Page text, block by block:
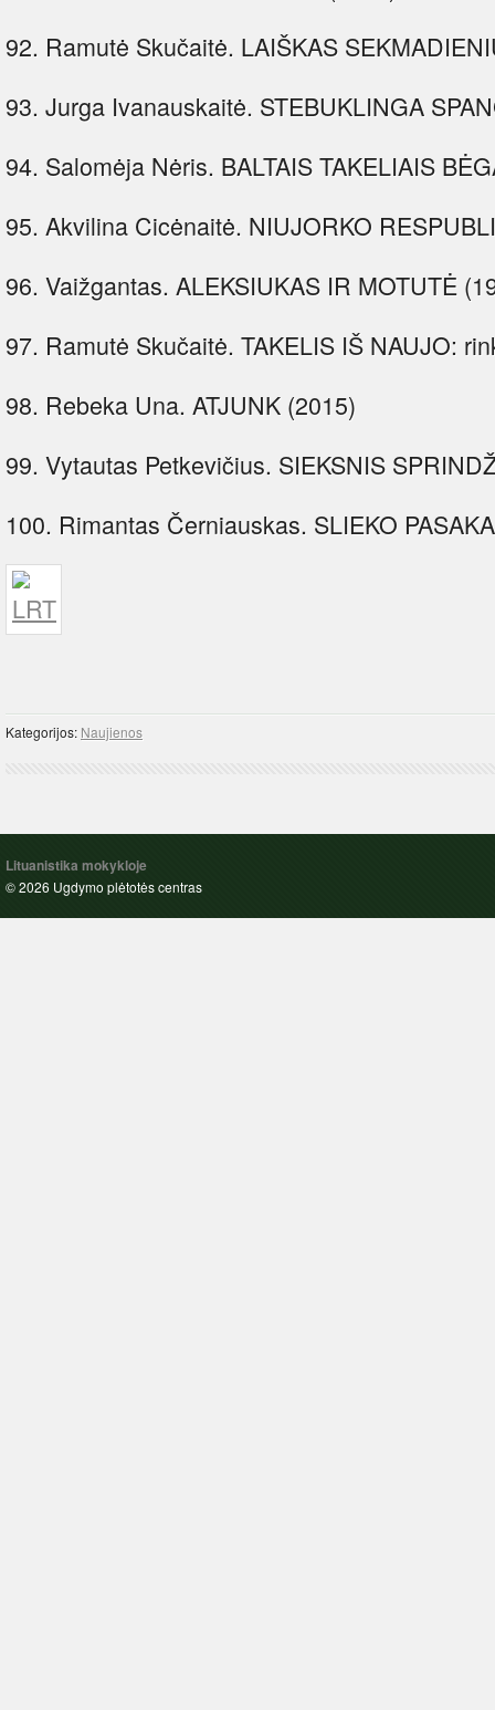
92. Ramutė Skučaitė. LAIŠKAS
93. Jurga Ivanauskaitė. STEBUKLINGA
94. Salomėja Nėris. BALTAIS TAKELIAIS
95. Akvilina Cicėnaitė. NIUJORKO
96. Vaižgantas. ALEKSIUKAS IR MOTUTĖ
97. Ramutė Skučaitė. TAKELIS IŠ NAUJO:
98. Rebeka Una. ATJUNK (2015)
99. Vytautas Petkevičius. SIEKSNIS
100. Rimantas Černiauskas. SLIEKO
Kategorijos: Naujienos
Lituanistika mokykloje
© 2026 Ugdymo plėtotės centras